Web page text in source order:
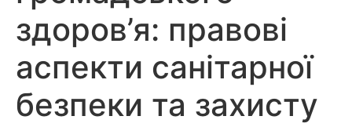
здоров’я: правові
аспекти санітарної
безпеки та захисту